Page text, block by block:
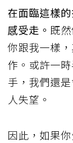
在面臨這樣
感受走。 既
你跟我一樣
作。或許一
手，我們還
人失望。
因此，如果